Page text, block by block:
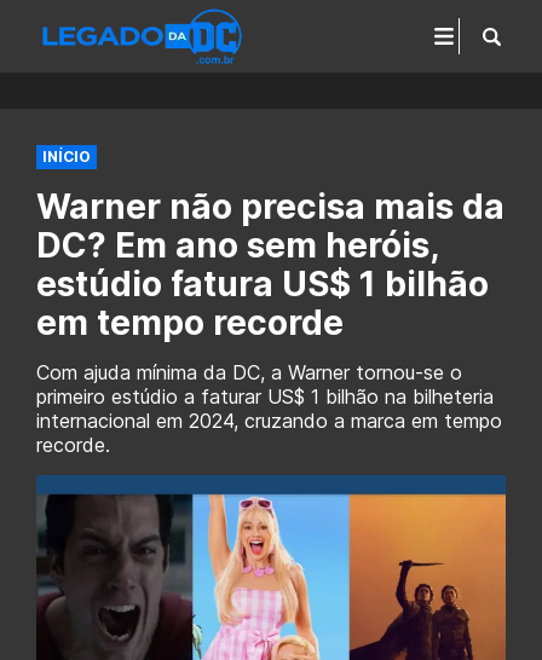
INÍCIO
Warner não precisa mais da
DC? Em ano sem heróis,
estúdio fatura US$ 1 bilhão
em tempo recorde
Com ajuda mínima da DC, a Warner tornou-se o
primeiro estúdio a faturar US$ 1 bilhão na bilheteria
internacional em 2024, cruzando a marca em tempo
recorde.